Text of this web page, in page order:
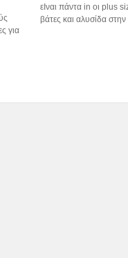
για
εΙναι πάντα in οι plus
βάτες και αλυσίδα στην